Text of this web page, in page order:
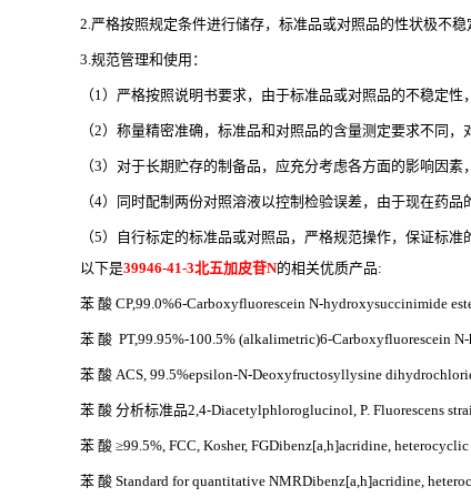
2.严格按照规定条件进行储存，标准品或对照品的性状极不稳
3.规范管理和使用：
（1）严格按照说明书要求，由于标准品或对照品的不稳定
（2）称量精密准确，标准品和对照品的含量测定要求不同，
（3）对于长期贮存的制备品，应充分考虑各方面的影响因素
（4）同时配制两份对照溶液以控制检验误差，由于现在药
（5）自行标定的标准品或对照品，严格规范操作，保证标准
以下是39946-41-3北五加皮苷N的相关优质产品:
苯 酸 CP,99.0%6-Carboxyfluorescein N-hydroxysuccinimide
苯 酸 PT,99.95%-100.5% (alkalimetric)6-Carboxyfluorescein
苯 酸 ACS, 99.5%epsilon-N-Deoxyfructosyllysine
苯 酸 分析标准品2,4-Diacetylphloroglucinol, P. Fluorescens
苯 酸 ≥99.5%, FCC, Kosher, FGDibenz[a,h]acridine,
苯 酸 Standard for quantitative NMRDibenz[a,h]acridine,